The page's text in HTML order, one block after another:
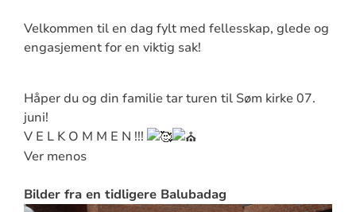
Velkommen til en dag fylt med fellesskap, glede og
engasjement for en viktig sak!
Håper du og din familie tar turen til Søm kirke 07.
juni!
V E L K O M M E N !!!
Ver menos
Bilder fra en tidligere Balubadag